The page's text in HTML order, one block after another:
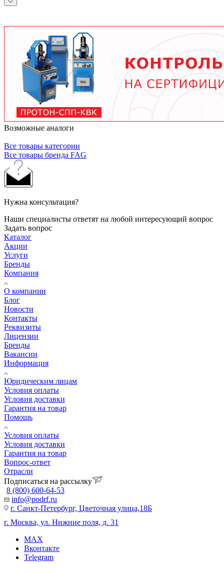
подшипника, скорости вращения, нагрузки и
тяжелых условиях до 2 лет при нормальной
эксплуатации. Используйте только
рекомендованные производителем смазочные
материалы.
Возможные аналоги
Все товары категории
Все товары бренда FAG
Нужна консультация?
Наши специалисты ответят на любой интересующий вопрос
Задать вопрос
Каталог
Акции
Услуги
Бренды
Компания
О компании
Блог
Новости
Контакты
Реквизиты
Лицензии
Бренды
Вакансии
Информация
Юридическим лицам
Условия оплаты
Условия доставки
Гарантия на товар
Помощь
Условия оплаты
Условия доставки
Гарантия на товар
Вопрос-ответ
Отрасли
Подписаться на рассылку
8 (800) 600-64-53
info@podrf.ru
г. Санкт-Петербург, Цветочная улица,18Б
г. Москва, ул. Нижние поля, д. 31
MAX
Вконтакте
Telegram